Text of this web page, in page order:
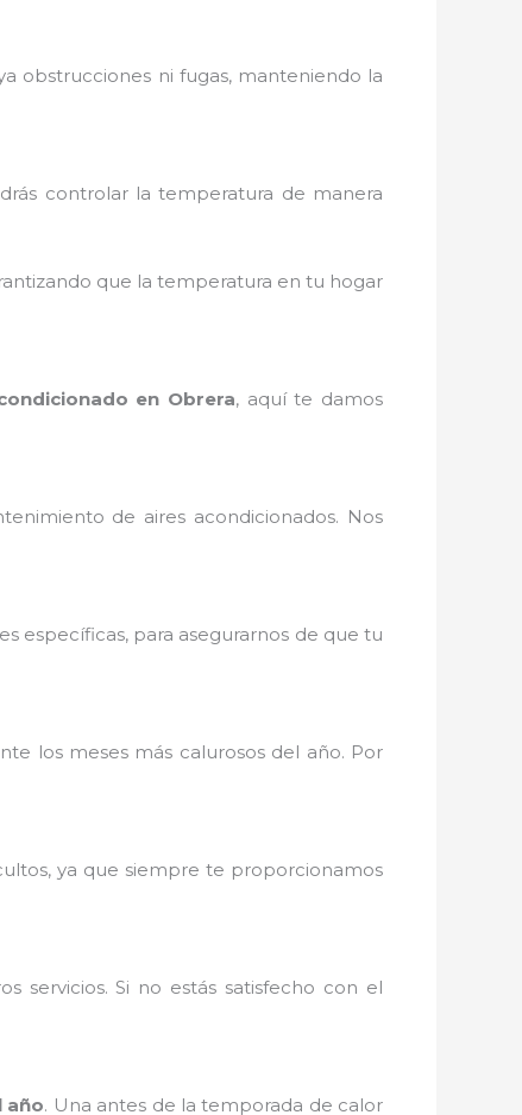
obstrucciones ni fugas, manteniendo la
controlar la temperatura de manera
que la temperatura en tu hogar
en Obrera, aquí te damos
de aires acondicionados. Nos
específicas, para asegurarnos de que tu
los meses más calurosos del año. Por
ya que siempre te proporcionamos
servicios. Si no estás satisfecho con el
año. Una antes de la temporada de calor